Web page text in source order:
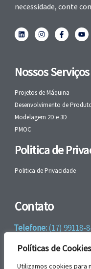
Políticas de Cookies
Utilizamos cookies para
necessidade, conte
Nossos Serviços
Projetos de Máquina
Desenvolvimento de
Modelagem 2D e 3D
PMOC
Politica de
Politica de Privacidade
Contato
Telefone:(17) 99118-
WhatsApp:+55 (17)
email: